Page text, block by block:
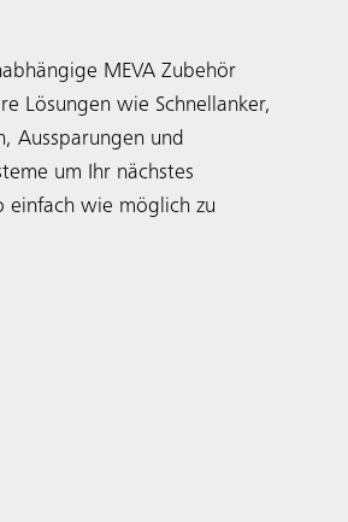
MEVA Zubehör
Lösungen wie Schnellanker,
Aussparungen und
um Ihr nächstes
einfach wie möglich zu